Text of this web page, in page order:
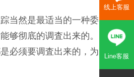
当然是最适当的一种委
够彻底的调査出来的。
必须要调査出来的，为
线上客服
Line客服